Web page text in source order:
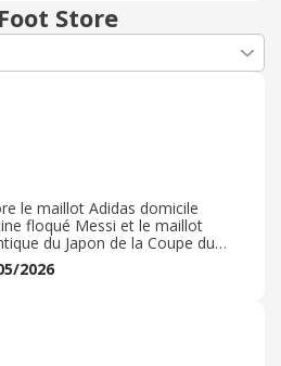
Store
le maillot Adidas domicile
floqué Messi et le maillot
du Japon de la Coupe du
défiant toute concurrence. Je
de la commande, que ce
seconde à recommander sur
maintenant prêt pour la
2026